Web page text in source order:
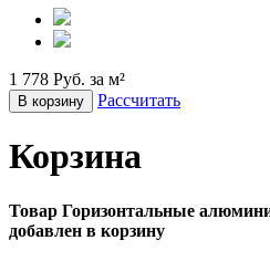
1 778 Руб. за м²
В корзину Рассчитать
Корзина
Товар Горизонтальные
добавлен в корзину